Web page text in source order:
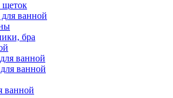
щеток
ванной
бра
ванной
ванной
ванной